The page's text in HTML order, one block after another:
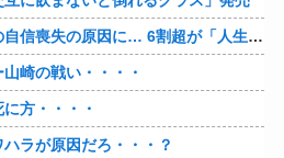
失の原因に… 6割超が「人生の敗者」自認
崎の戦い・・・・
方・・・・
ハラが原因だろ・・・？